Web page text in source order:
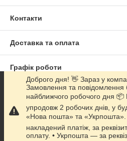
Контакти
Доставка та оплата
Графік роботи
Повна версія сайту
Сайт створено на маркетплейсі
Доброго дня! 👋 Зараз у
Замовлення та повідомлення
найближчого робочого дня
упродовж 2 робочих днів, у
«Нова пошта» та
накладений платіж, за
оплату. • Укрпошта — за